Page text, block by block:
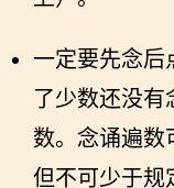
一定要先念后
了少数还没有
数。念诵遍数
但不可少于规